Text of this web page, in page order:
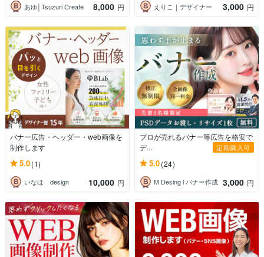
あゆ│Tsuzuri Create 8,000 円 えりこ｜デザイナー 3,000 円
バナー広告・ヘッダー・web画像を
制作します
5.0(1)
いなほ design 10,000 円
プロが売れるバナー等広告を格安で
デ...
定期購入可
5.0(24)
M Desing l バナー作成 3,000 円